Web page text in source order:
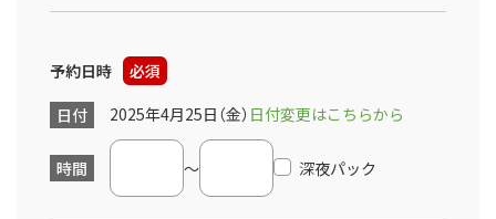
予約日時
必須
日付
2025年4月25日（金） 日付変更はこちらから
時間 ～ 深夜パック